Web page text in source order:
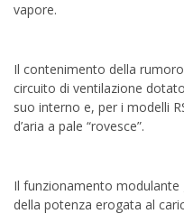
vapore.
Il contenimento della
circuito di ventilazione
suo interno e, per i modelli
d’aria a pale “rovesce”.
Il funzionamento
della potenza erogata al